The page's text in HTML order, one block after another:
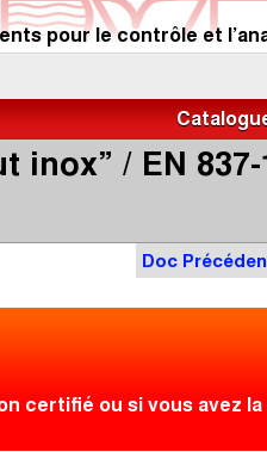
pour le contrôle et
inox” / EN 837-
Doc
certifié ou si vous avez la